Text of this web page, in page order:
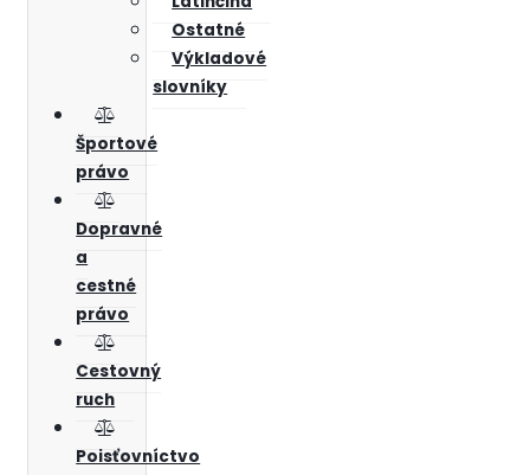
Ostatné
Výkladové
slovníky
Športové
právo
Dopravné
a
cestné
právo
Cestovný
ruch
Poisťovníctvo